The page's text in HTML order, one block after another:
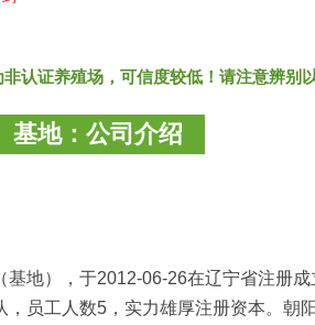
认证养殖场，可信度较低！请注意辨别
基地：公司介绍
地），于2012-06-26在辽宁省注册成
员工人数5，实力雄厚注册资本。朝